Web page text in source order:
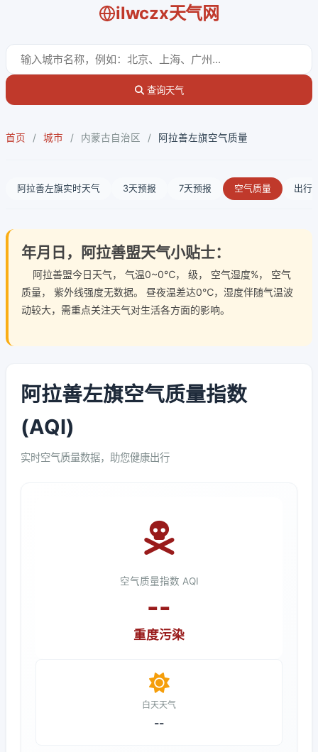
ilwczx天气网
查询天气
首页 / 城市 / 内蒙古自治区 / 阿拉善左旗空气质量
阿拉善左旗实时天气 3天预报 7天预报 空气质量 出行
年月日，阿拉善盟天气小贴士：
阿拉善盟今日天气， 气温0~0℃， 级， 空气湿度%， 空气
质量， 紫外线强度无数据。 昼夜温差达0℃，湿度伴随气温波
动较大，需重点关注天气对生活各方面的影响。
阿拉善左旗空气质量指数
(AQI)
实时空气质量数据，助您健康出行
空气质量指数 AQI
--
重度污染
白天天气
--